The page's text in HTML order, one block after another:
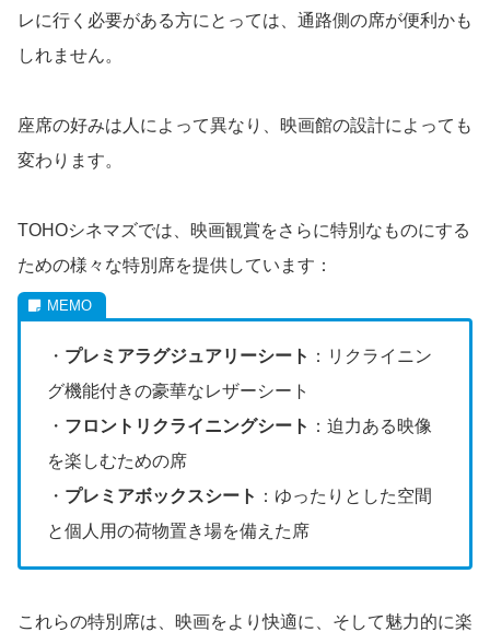
レに行く必要がある方にとっては、通路側の席が便利かも
しれません。
座席の好みは人によって異なり、映画館の設計によっても
変わります。
TOHOシネマズでは、映画観賞をさらに特別なものにする
ための様々な特別席を提供しています：
・ プレミアラグジュアリーシート ：リクライニン
グ機能付きの豪華なレザーシート
・ フロントリクライニングシート ：迫力ある映像
を楽しむための席
・ プレミアボックスシート ：ゆったりとした空間
と個人用の荷物置き場を備えた席
これらの特別席は、映画をより快適に、そして魅力的に楽